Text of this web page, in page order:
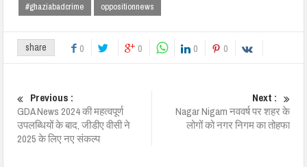
#ghaziabadcrime
oppositionnews
share 0 0 0 0
Previous :
GDA News 2024 की महत्वपूर्ण
उपलब्धियों के बाद, जीडीए वीसी ने
2025 के लिए नए संकल्प
Next :
Nagar Nigam नववर्ष पर शहर के
लोगों को नगर निगम का तोहफा